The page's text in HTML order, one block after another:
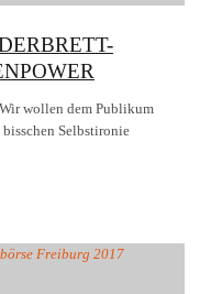
wollen dem Publikum
Selbstironie